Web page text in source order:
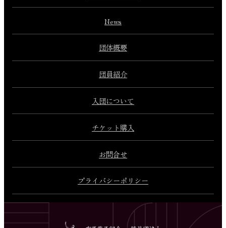
News
団体概要
団員紹介
入団について
チケット購入
お問合せ
プライバシーポリシー